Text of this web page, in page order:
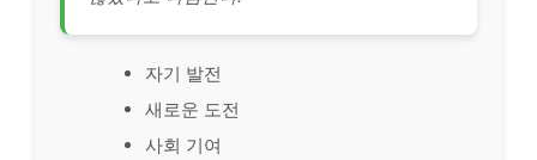
자기 발전
새로운 도전
사회 기여